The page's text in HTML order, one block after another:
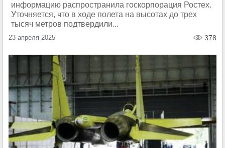
информацию распространила госкорпорация Ростех.
Уточняется, что в ходе полета на высотах до трех
тысяч метров подтвердили...
23 апреля 2025 378